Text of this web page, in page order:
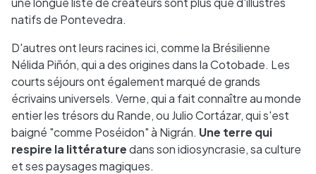
natifs de Pontevedra.
D'autres ont leurs racines ici, comme la Brésilienne
Nélida Piñón, qui a des origines dans la Cotobade. Les
courts séjours ont également marqué de grands
écrivains universels. Verne, qui a fait connaître au monde
entier les trésors du Rande, ou Julio Cortázar, qui s'est
baigné "comme Poséidon" à Nigrán. Une terre qui
respire la littératuredans son idiosyncrasie, sa culture
et ses paysages magiques.